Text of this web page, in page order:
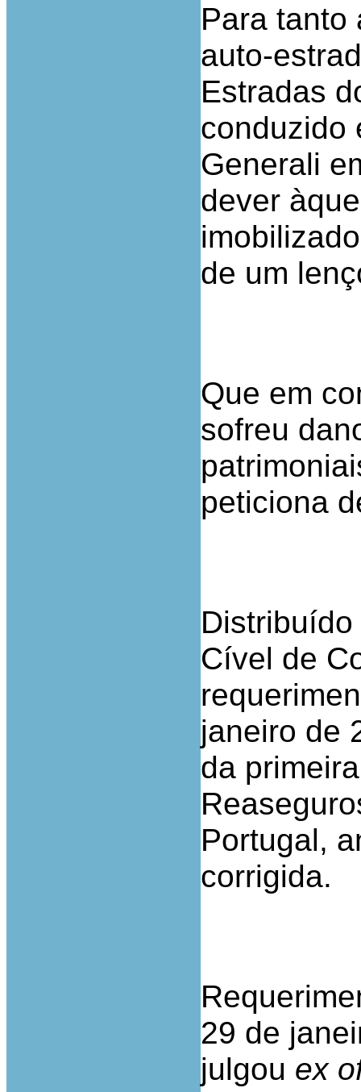
Para tanto
auto-
Estradas
conduzido
Generali
dever
de um
Que em
sofreu
peticiona
Cível de
janeiro de
da
Portugal,
corrigida.
29 de
julgou ex